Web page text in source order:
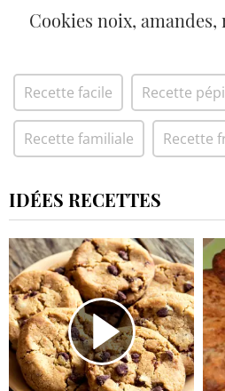
Cookies noix,
Recette facile Recette
Recette familiale Recette
IDÉES RECETTES